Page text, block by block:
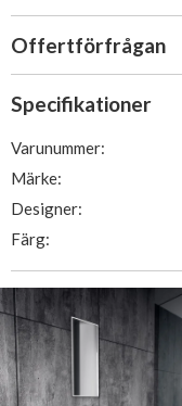
Offertförfrågan
Specifikationer
Varunummer:
Märke:
Designer:
Färg: